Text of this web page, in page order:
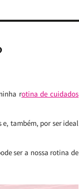
rotina de cuidados
e, também, por ser ideal
ser a nossa rotina de